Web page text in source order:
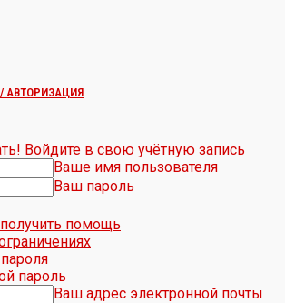
АВТОРИЗАЦИЯ
Войдите в свою учётную запись
Ваше имя пользователя
Ваш пароль
помощь
пароль
Ваш адрес электронной почты